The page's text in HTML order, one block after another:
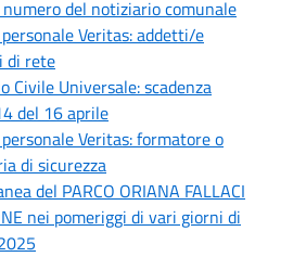
del notiziario comunale
Veritas: addetti/e
di rete
Civile Universale: scadenza
del 16 aprile
Veritas: formatore o
di sicurezza
del PARCO ORIANA FALLACI
nei pomeriggi di vari giorni di